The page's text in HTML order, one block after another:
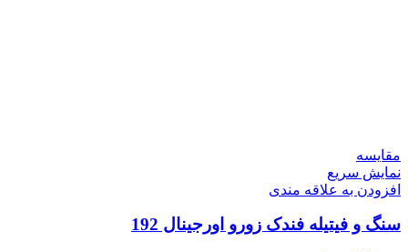
مقايسه
نمایش سریع
افزودن به علاقه مندی
سنگ و فیتیله فندک زورو اورجینال 192